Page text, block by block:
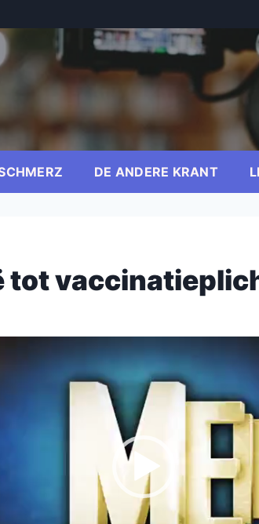
DE ANDERE KRANT
tot